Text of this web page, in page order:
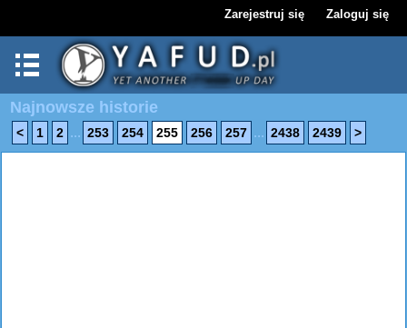
Zarejestruj się Zaloguj się
Najnowsze historie
< 1 2 ... 253 254 255 256 257 ... 2438 2439 >